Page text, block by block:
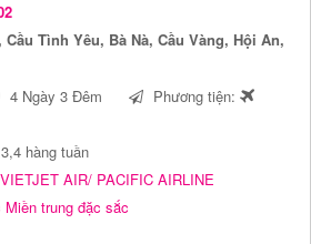
Cầu Tình Yêu, Bà Nà, Cầu Vàng, Hội An,
4 Ngày 3 Đêm Phương tiện:
hàng tuần
AIR/ PACIFIC AIRLINE
trung đặc sắc